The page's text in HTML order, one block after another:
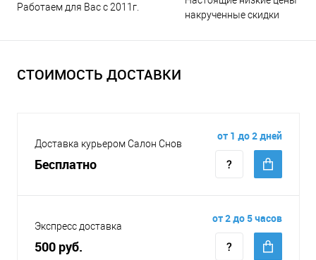
Работаем для Вас с 2011г.
накрученные скидки
СТОИМОСТЬ ДОСТАВКИ
Доставка курьером Салон Снов
Бесплатно
от 1 до 2 дней
Экспресс доставка
500 руб.
от 2 до 5 часов